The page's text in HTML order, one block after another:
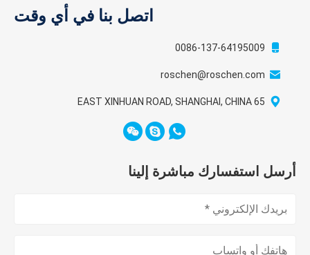
اتصل بنا في أي وقت
0086-137-64195009
roschen@roschen.com
65 EAST XINHUAN ROAD, SHANGHAI, CHINA
أرسل استفسارك مباشرة إلينا